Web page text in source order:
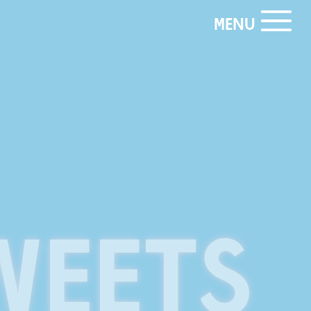
MENU